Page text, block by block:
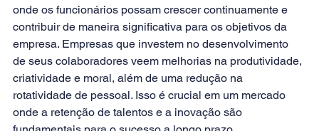
onde os funcionários possam crescer continuamente e
contribuir de maneira significativa para os objetivos da
empresa. Empresas que investem no desenvolvimento
de seus colaboradores veem melhorias na produtividade,
criatividade e moral, além de uma redução na
rotatividade de pessoal. Isso é crucial em um mercado
onde a retenção de talentos e a inovação são